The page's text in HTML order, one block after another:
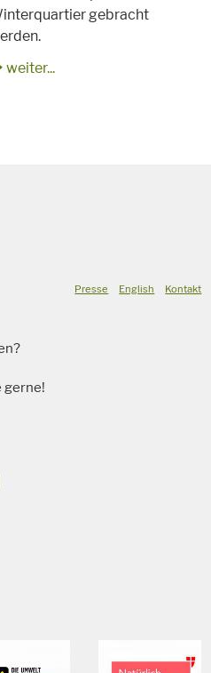
gebracht
weiter...
Presse English Kontakt
gerne!